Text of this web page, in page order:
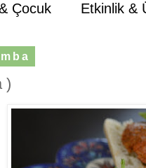
Çocuk Etkinlik &
)